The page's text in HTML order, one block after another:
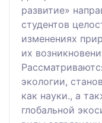
развитие»
студентов
изменениях
их
экологии,
как науки., а
глобальной